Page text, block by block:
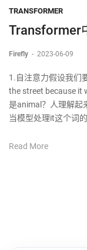
TRANSFORMER
Transformer
Firefly - 2023-06-09
1.自注意力假设我们
the street because it
是animal？人理解起
当模型处理it这个词
Read More